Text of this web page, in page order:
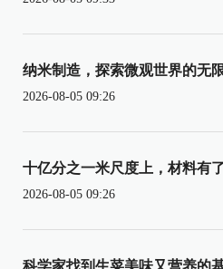
纳米制造，探索微观世界的无
2026-08-05 09:26
十亿分之一米尺度上，材料有
2026-08-05 09:26
科学家找到生菜美味又营养的